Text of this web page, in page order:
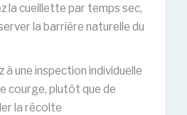
la cueillette par temps sec,
la barrière naturelle du
à une inspection individuelle
courge, plutôt que de
la récolte